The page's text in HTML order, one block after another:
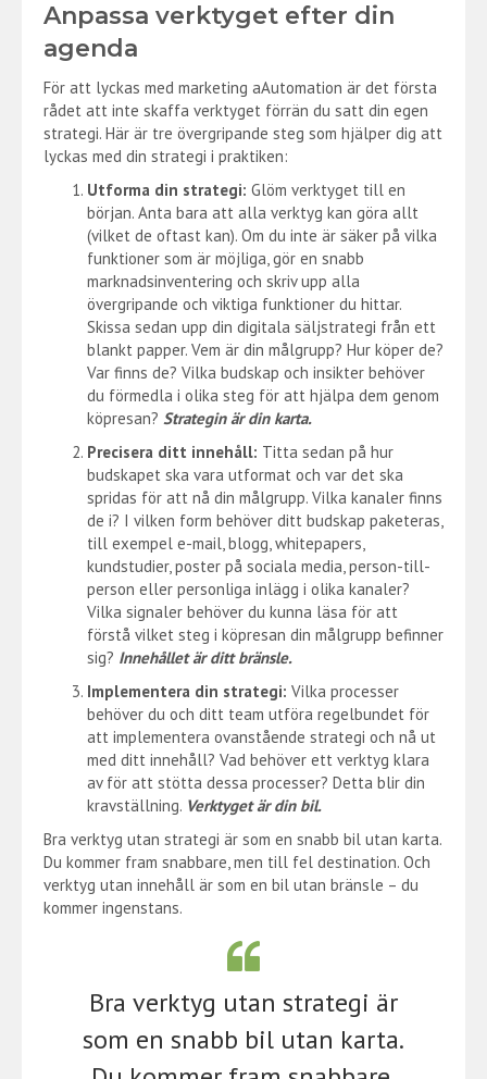
Anpassa verktyget efter din
agenda
För att lyckas med marketing aAutomation är det första
rådet att inte skaffa verktyget förrän du satt din egen
strategi. Här är tre övergripande steg som hjälper dig att
lyckas med din strategi i praktiken:
Utforma din strategi: Glöm verktyget till en
början. Anta bara att alla verktyg kan göra allt
(vilket de oftast kan). Om du inte är säker på vilka
funktioner som är möjliga, gör en snabb
marknadsinventering och skriv upp alla
övergripande och viktiga funktioner du hittar.
Skissa sedan upp din digitala säljstrategi från ett
blankt papper. Vem är din målgrupp? Hur köper de?
Var finns de? Vilka budskap och insikter behöver
du förmedla i olika steg för att hjälpa dem genom
köpresan? Strategin är din karta.
Precisera ditt innehåll: Titta sedan på hur
budskapet ska vara utformat och var det ska
spridas för att nå din målgrupp. Vilka kanaler finns
de i? I vilken form behöver ditt budskap paketeras,
till exempel e-mail, blogg, whitepapers,
kundstudier, poster på sociala media, person-till-
person eller personliga inlägg i olika kanaler?
Vilka signaler behöver du kunna läsa för att
förstå vilket steg i köpresan din målgrupp befinner
sig? Innehållet är ditt bränsle.
Implementera din strategi: Vilka processer
behöver du och ditt team utföra regelbundet för
att implementera ovanstående strategi och nå ut
med ditt innehåll? Vad behöver ett verktyg klara
av för att stötta dessa processer? Detta blir din
kravställning. Verktyget är din bil.
Bra verktyg utan strategi är som en snabb bil utan karta.
Du kommer fram snabbare, men till fel destination. Och
verktyg utan innehåll är som en bil utan bränsle – du
kommer ingenstans.
Bra verktyg utan strategi är
som en snabb bil utan karta.